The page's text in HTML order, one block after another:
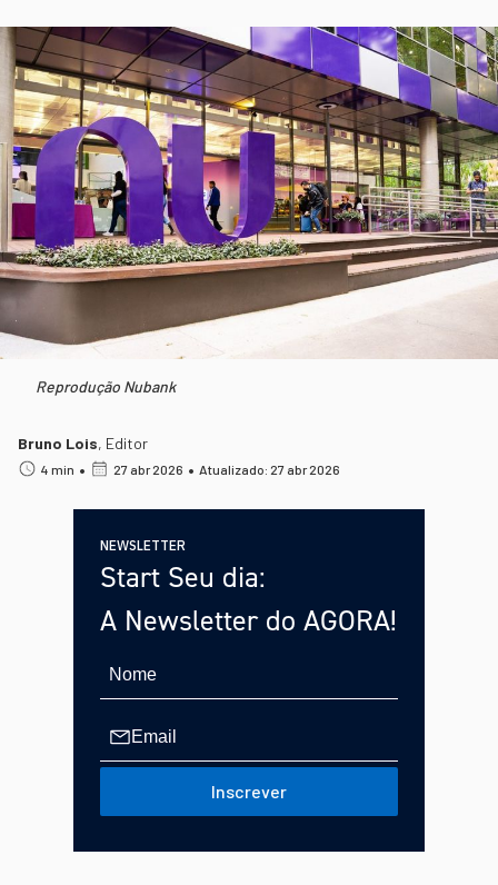
Reprodução Nubank
Bruno Lois, Editor
4 min • 27 abr 2026 • Atualizado: 27 abr 2026
NEWSLETTER
Start Seu dia:
A Newsletter do AGORA!
Inscrever